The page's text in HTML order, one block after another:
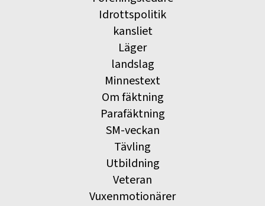
Idrottspolitik
kansliet
Läger
landslag
Minnestext
Om fäktning
Parafäktning
SM-veckan
Tävling
Utbildning
Veteran
Vuxenmotionärer